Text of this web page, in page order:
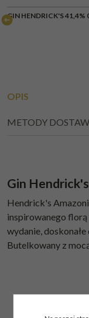
GIN HENDRICK'S 41,4%
OPIS
METODY
Gin
Hendrick's
inspirowanego
wydanie,
Butelkowany z